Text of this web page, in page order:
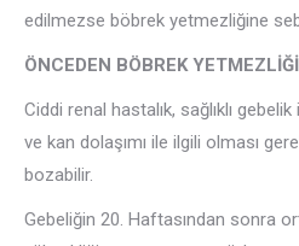
edilmezse böbrek yetmezliğine
ÖNCEDEN BÖBREK
Ciddi renal hastalık, sağlıklı
ve kan dolaşımı ile ilgili olması
bozabilir.
Gebeliğin 20. Haftasından sonra